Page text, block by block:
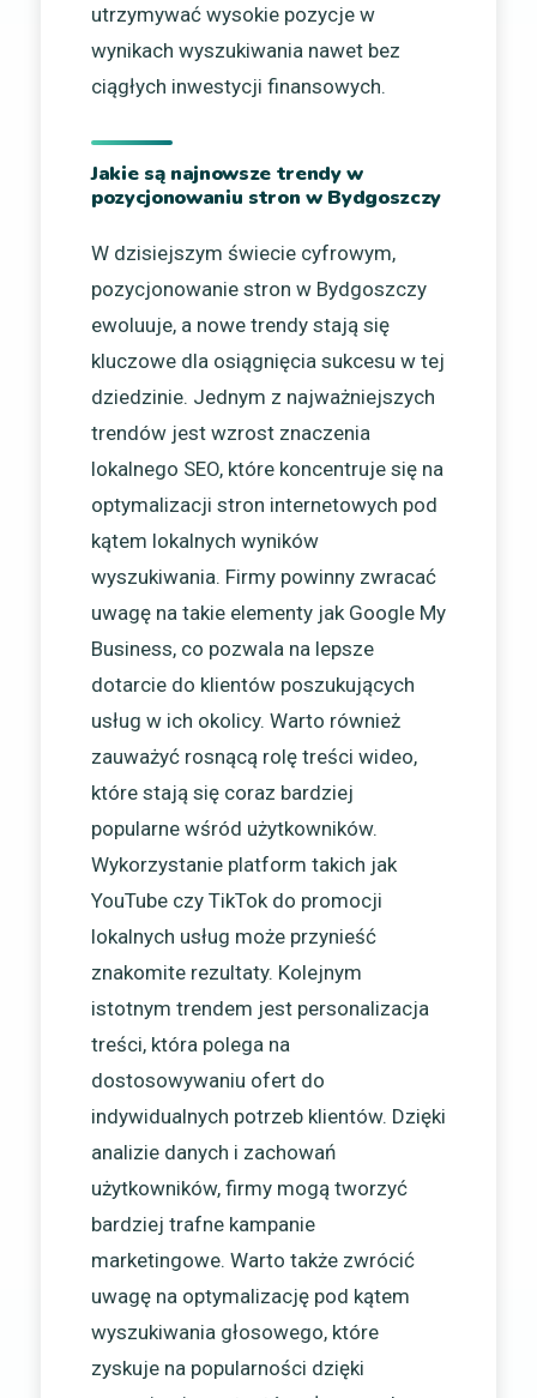
utrzymywać wysokie pozycje w
wynikach wyszukiwania nawet bez
ciągłych inwestycji finansowych.
Jakie są najnowsze trendy w
pozycjonowaniu stron w Bydgoszczy
W dzisiejszym świecie cyfrowym,
pozycjonowanie stron w Bydgoszczy
ewoluuje, a nowe trendy stają się
kluczowe dla osiągnięcia sukcesu w tej
dziedzinie. Jednym z najważniejszych
trendów jest wzrost znaczenia
lokalnego SEO, które koncentruje się na
optymalizacji stron internetowych pod
kątem lokalnych wyników
wyszukiwania. Firmy powinny zwracać
uwagę na takie elementy jak Google My
Business, co pozwala na lepsze
dotarcie do klientów poszukujących
usług w ich okolicy. Warto również
zauważyć rosnącą rolę treści wideo,
które stają się coraz bardziej
popularne wśród użytkowników.
Wykorzystanie platform takich jak
YouTube czy TikTok do promocji
lokalnych usług może przynieść
znakomite rezultaty. Kolejnym
istotnym trendem jest personalizacja
treści, która polega na
dostosowywaniu ofert do
indywidualnych potrzeb klientów. Dzięki
analizie danych i zachowań
użytkowników, firmy mogą tworzyć
bardziej trafne kampanie
marketingowe. Warto także zwrócić
uwagę na optymalizację pod kątem
wyszukiwania głosowego, które
zyskuje na popularności dzięki